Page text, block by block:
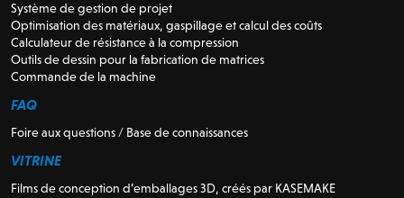
Système de gestion de projet
Optimisation des matériaux, gaspillage et calcul des coûts
Calculateur de résistance à la compression
Outils de dessin pour la fabrication de matrices
Commande de la machine
FAQ
Foire aux questions / Base de connaissances
VITRINE
Films de conception d’emballages 3D, créés par KASEMAKE